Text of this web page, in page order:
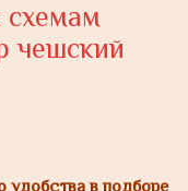
схемам
чешский
удобства в подборе